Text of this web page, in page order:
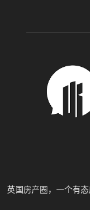
英国房产圈，一个有